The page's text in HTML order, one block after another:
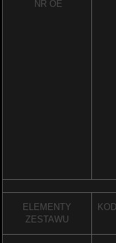
NR OE
ELEMENTY
ZESTAWU